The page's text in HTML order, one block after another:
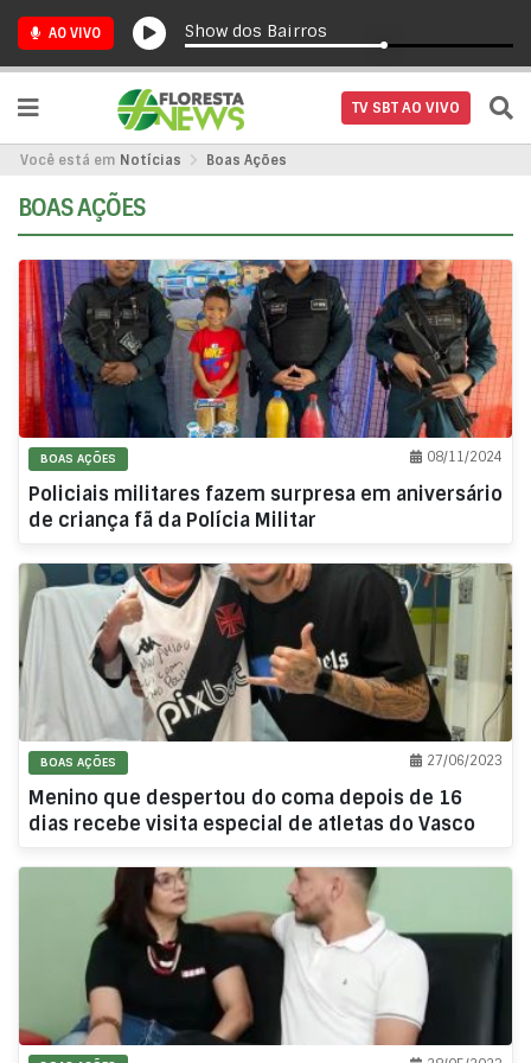
AO VIVO Show dos Bairros
TV SBT AO VIVO
Você está em Notícias Boas Ações
BOAS AÇÕES
08/11/2024
BOAS AÇÕES
Policiais militares fazem surpresa em aniversário
de criança fã da Polícia Militar
27/06/2023
BOAS AÇÕES
Menino que despertou do coma depois de 16
dias recebe visita especial de atletas do Vasco